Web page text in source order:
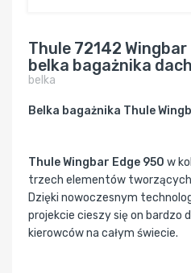
Thule 72142
belka bagażnika
belka
Belka bagażnika Thule
Thule Wingbar Edge 950 w
trzech elementów tworzących
Dzięki nowoczesnym
projekcie cieszy się on bardzo
kierowców na całym świecie.